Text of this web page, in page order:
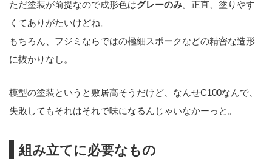
ただ塗装が前提なので成形色はグレーのみ。正直、塗りやす
くてありがたいけどね。
もちろん、フジミならではの極細スポークなどの精密な造形
に抜かりなし。
模型の塗装というと敷居高そうだけど、なんせC100なんで、
失敗してもそれはそれで味になるんじゃいなかーっと。
組み立てに必要なもの